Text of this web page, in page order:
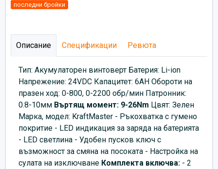
последни бройки
Описание Спецификации Ревюта
Тип: Акумулаторен винтоверт Батерия: Li-ion
Напрежение: 24VDC Капацитет: 6AH Обороти на
празен ход: 0-800, 0-2200 обр/мин Патронник:
0.8-10мм Въртящ момент: 9-26Nm Цвят: Зелен
Марка, модел: KraftMaster - Ръкохватка с гумено
покритие - LED индикация за заряда на батерията
- LED светлина - Удобен пусков ключ с
възможност за смяна на посоката - Настройка на
сулата на изключване Комплекта включва: - 2